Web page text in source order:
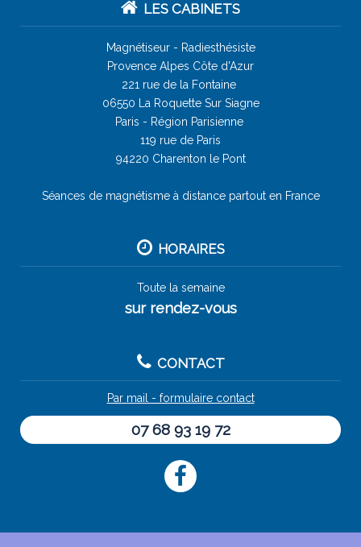
LES CABINETS
Magnétiseur - Radiesthésiste
Provence Alpes Côte d'Azur
221 rue de la Fontaine
06550 La Roquette Sur Siagne
Paris - Région Parisienne
119 rue de Paris
94220 Charenton le Pont
Séances de magnétisme à distance partout en France
HORAIRES
Toute la semaine
sur rendez-vous
CONTACT
Par mail - formulaire contact
07 68 93 19 72